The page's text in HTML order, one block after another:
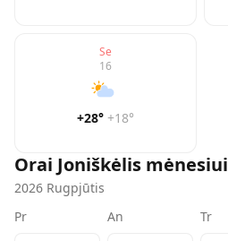
Se
16
+28° +18°
Orai Joniškėlis mėnesiui
2026 Rugpjūtis
Pr
An Tr